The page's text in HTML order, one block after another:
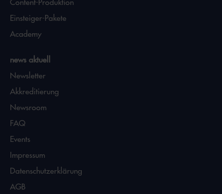
Content-Produktion
Einsteiger-Pakete
Academy
news aktuell
Newsletter
Akkreditierung
Newsroom
FAQ
Events
Impressum
Datenschutzerklärung
AGB